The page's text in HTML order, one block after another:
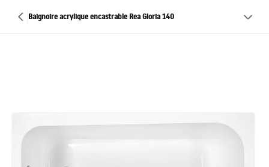
Baignoire acrylique encastrable Rea Gloria 140